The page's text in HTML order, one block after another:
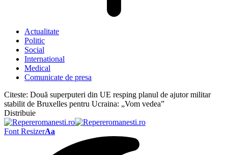
Actualitate
Politic
Social
International
Medical
Comunicate de presa
Citeste: Două superputeri din UE resping planul de ajutor militar
stabilit de Bruxelles pentru Ucraina: „Vom vedea”
Distribuie
Font ResizerAa